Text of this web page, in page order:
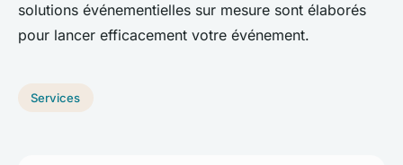
solutions événementielles sur mesure sont élaborés
pour lancer efficacement votre événement.
Services